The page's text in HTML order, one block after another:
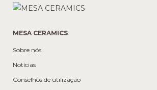
MESA CERAMICS
Sobre nós
Notícias
Conselhos de utilização